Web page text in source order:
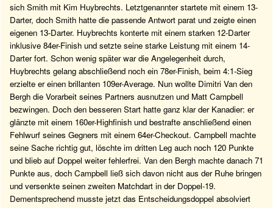
sich Smith mit Kim Huybrechts. Letztgenannter startete mit einem 13-
Darter, doch Smith hatte die passende Antwort parat und zeigte einen
eigenen 13-Darter. Huybrechts konterte mit einem starken 12-Darter
inklusive 84er-Finish und setzte seine starke Leistung mit einem 14-
Darter fort. Schon wenig später war die Angelegenheit durch,
Huybrechts gelang abschließend noch ein 78er-Finish, beim 4:1-Sieg
erzielte er einen brillanten 109er-Average. Nun wollte Dimitri Van den
Bergh die Vorarbeit seines Partners ausnutzen und Matt Campbell
bezwingen. Doch den besseren Start hatte ganz klar der Kanadier: er
glänzte mit einem 160er-Highfinish und bestrafte anschließend einen
Fehlwurf seines Gegners mit einem 64er-Checkout. Campbell machte
seine Sache richtig gut, löschte im dritten Leg auch noch 120 Punkte
und blieb auf Doppel weiter fehlerfrei. Van den Bergh machte danach 71
Punkte aus, doch Campbell ließ sich davon nicht aus der Ruhe bringen
und versenkte seinen zweiten Matchdart in der Doppel-19.
Dementsprechend musste jetzt das Entscheidungsdoppel absolviert